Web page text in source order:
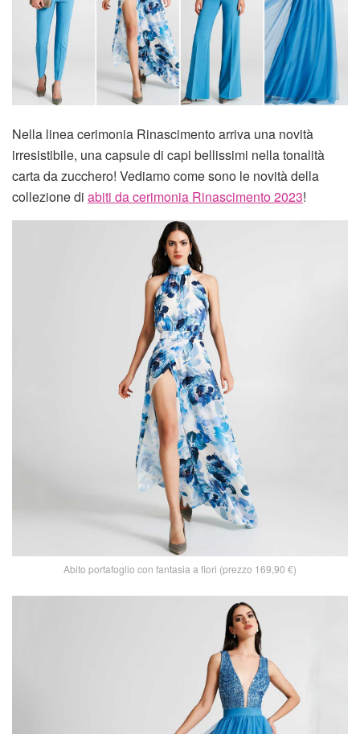
Nella linea cerimonia Rinascimento arriva una novità
irresistibile, una capsule di capi bellissimi nella tonalità
carta da zucchero! Vediamo come sono le novità della
collezione di abiti da cerimonia Rinascimento 2023!
Abito portafoglio con fantasia a fiori (prezzo 169,90 €)